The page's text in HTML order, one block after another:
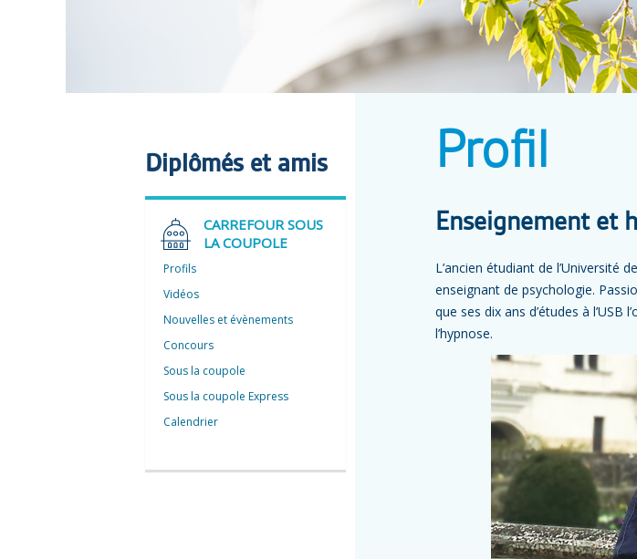
Profil
Enseignement et
L’ancien étudiant de l’Université
enseignant de psychologie.
que ses dix ans d’études à
l’hypnose.
Diplômés et amis
CARREFOUR SOUS
LA COUPOLE
Profils
Vidéos
Nouvelles et évènements
Concours
Sous la coupole
Sous la coupole Express
Calendrier